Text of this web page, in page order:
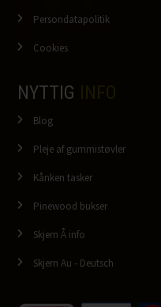
Persondatapolitik
Cookies
NYTTIG
Blog
Pleje af gummistøvler
Kånken tasker
Pinewood bukser
Skjern Å info
Skjern Au - Deutsch